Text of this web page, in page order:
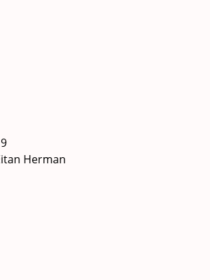
Herman